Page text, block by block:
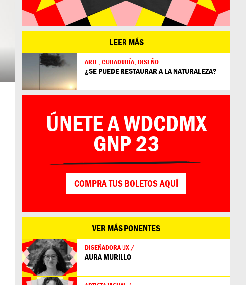
REFUGIO
LEER MÁS
ARTE, CURADURÍA, DISEÑO
¿SE PUEDE RESTAURAR A LA NATURALEZA?
ÚNETE A WDCDMX
GNP 23
COMPRA TUS BOLETOS AQUÍ
VER MÁS PONENTES
DISEÑADORA UX /
AURA MURILLO